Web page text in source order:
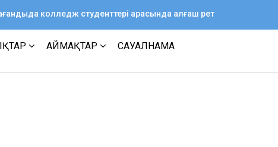
колледж студенттері арасында алғаш рет
АЙМАҚТАР САУАЛНАМА